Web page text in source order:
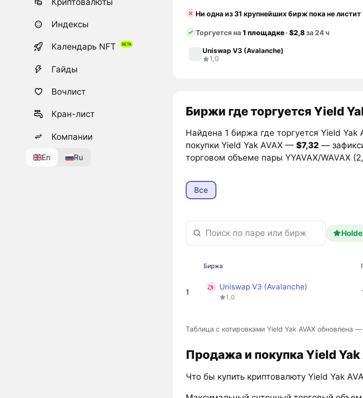
Индексы
Календарь NFT
Гайды
Вочлист
Кран-лист
Компании
En Ru
Ни одна из 31 крупнейших бирж пока не листит
Торгуется на1 площадке·$2,8за 24 ч
Uniswap V3 (Avalanche)
1,0
Биржи где торгуется Yield
Найдена 1 биржа где торгуется Yield
покупки Yield Yak AVAX — $7,32 —
торговом объеме пары YYAVAX/WAVAX
Все
Биржа
1
Uniswap V3 (Avalanche)
1,0
Таблица с котировками Yield Yak AVAX обновлена —
Продажа и покупка Yield
Что бы купить криптовалюту Yield Yak